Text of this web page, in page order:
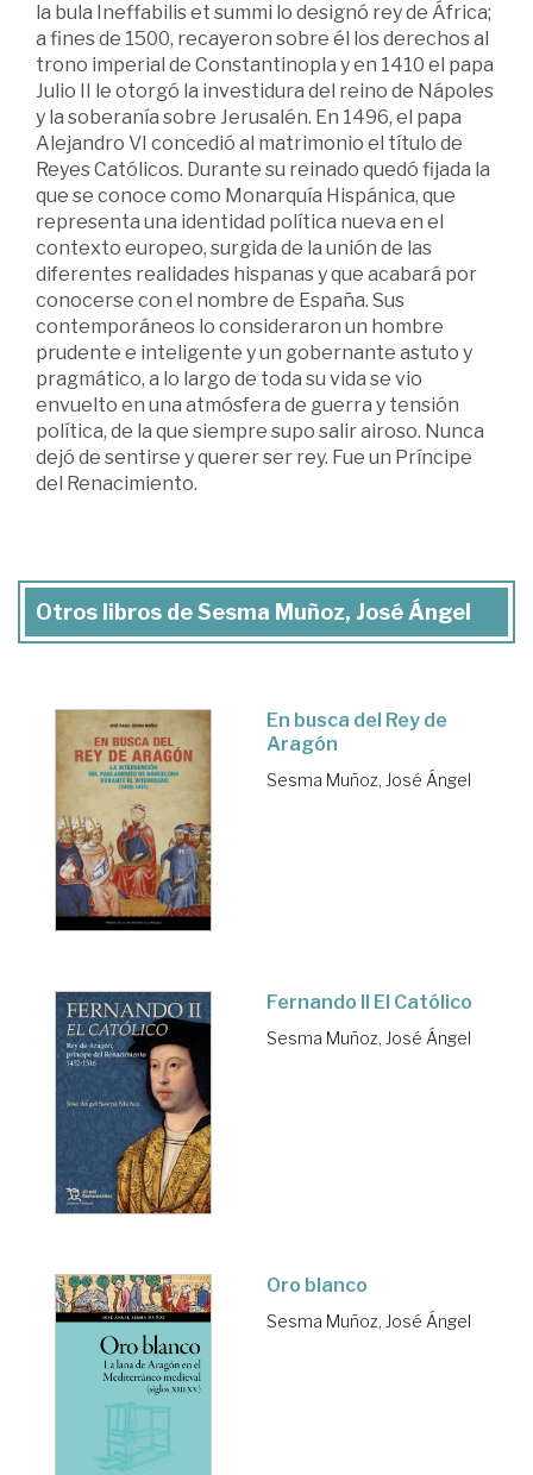
la bula Ineffabilis et summi lo designó rey de África;
a fines de 1500, recayeron sobre él los derechos al
trono imperial de Constantinopla y en 1410 el papa
Julio II le otorgó la investidura del reino de Nápoles
y la soberanía sobre Jerusalén. En 1496, el papa
Alejandro VI concedió al matrimonio el título de
Reyes Católicos. Durante su reinado quedó fijada la
que se conoce como Monarquía Hispánica, que
representa una identidad política nueva en el
contexto europeo, surgida de la unión de las
diferentes realidades hispanas y que acabará por
conocerse con el nombre de España. Sus
contemporáneos lo consideraron un hombre
prudente e inteligente y un gobernante astuto y
pragmático, a lo largo de toda su vida se vio
envuelto en una atmósfera de guerra y tensión
política, de la que siempre supo salir airoso. Nunca
dejó de sentirse y querer ser rey. Fue un Príncipe
del Renacimiento.
Otros libros de Sesma Muñoz, José Ángel
En busca del Rey de
Aragón
Sesma Muñoz, José Ángel
Fernando II El Católico
Sesma Muñoz, José Ángel
Oro blanco
Sesma Muñoz, José Ángel